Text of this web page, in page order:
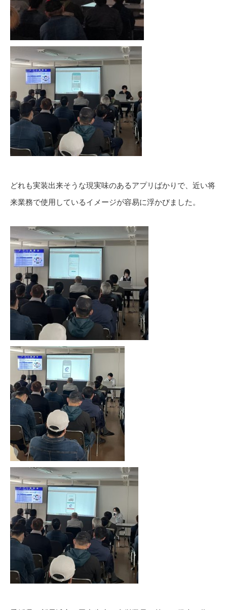
どれも実装出来そうな現実味のあるアプリばかりで、近い将
来業務で使用しているイメージが容易に浮かびました。